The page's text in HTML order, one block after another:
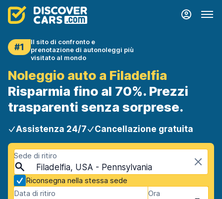
#1
Il sito di confronto e
prenotazione di autonoleggi più
visitato al mondo
Noleggio auto a Filadelfia
Risparmia fino al 70%. Prezzi
trasparenti senza sorprese.
Assistenza 24/7 Cancellazione gratuita
Sede di ritiro
Filadelfia, USA - Pennsylvania
Riconsegna nella stessa sede
Data di ritiro
Ora